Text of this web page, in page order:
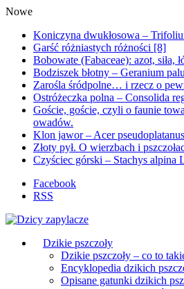
Nowe
Koniczyna dwukłosowa –
Garść różniastych różności [8]
Bobowate (Fabaceae): azot, siła,
Bodziszek błotny – Geranium
Zarośla śródpolne… i rzecz o
Ostróżeczka polna – Consolida
Goście, goście, czyli o faunie
owadów.
Klon jawor – Acer
Złoty pył. O wierzbach i
Czyściec górski – Stachys alpina
Facebook
RSS
Dzikie pszczoły
Dzikie pszczoły – co to
Encyklopedia dzikich
Opisane gatunki dzikich